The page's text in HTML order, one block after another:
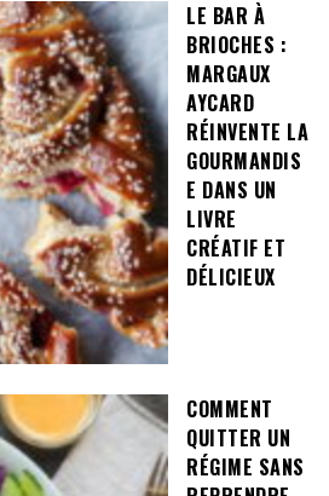
LE BAR À
BRIOCHES :
MARGAUX
AYCARD
RÉINVENTE LA
GOURMANDIS
E DANS UN
LIVRE
CRÉATIF ET
DÉLICIEUX
COMMENT
QUITTER UN
RÉGIME SANS